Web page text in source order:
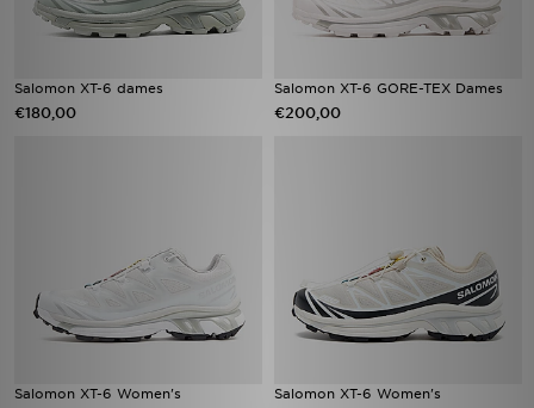
Salomon XT-6 dames​
€180,00
Salomon XT-6 GORE-TEX Dames
€200,00
Salomon XT-6 Women's Salomon XT-6 Women's